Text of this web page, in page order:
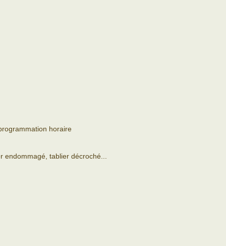
horaire
endommagé, tablier décroché...